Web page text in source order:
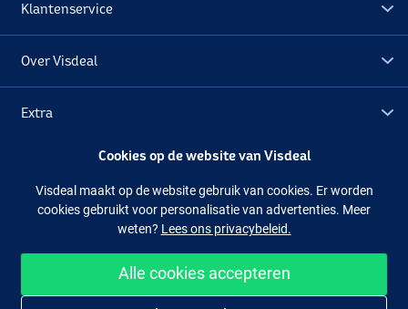
Klantenservice
Over Visdeal
Extra
Facebook Instagram
Makkelijk en veilig shoppen
Cookies op de website van Visdeal
Visdeal maakt op de website gebruik van cookies. Er worden
cookies gebruikt voor personalisatie van advertenties. Meer
weten? Lees ons privacybeleid.
Alle cookies accepteren